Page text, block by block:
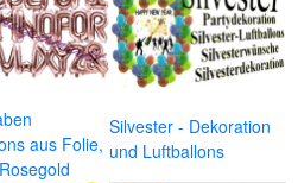
aus Folie,
Silvester - Dekoration
und Luftballons